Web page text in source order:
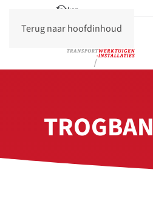
Terug naar hoofdinhoud